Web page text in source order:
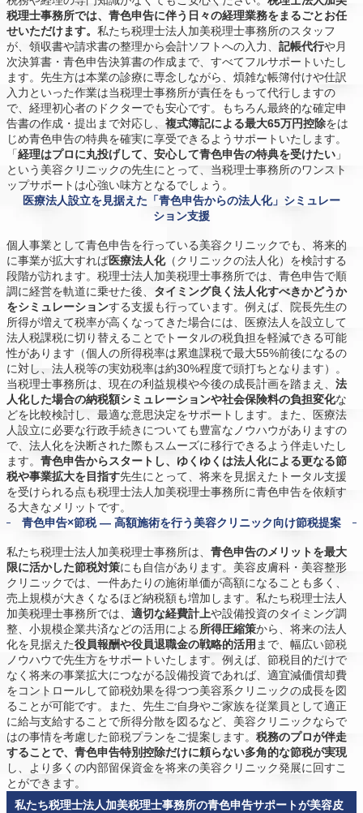
税理士事務所では、青色申告に伴う日々の経理業務をまるごとお任
せいただけます。 私たち税理士法人加美税理士事務所のスタッフ
が、領収書や請求書の整理から会計ソフトへの入力、 記帳代行や月
次決算書・青色申告決算書の作成まで、すべてフルサポートいたし
ます。先生方は本業の診療に専念しながら、煩雑な帳簿付けや仕訳
入力といった作業は当税理士事務所が責任をもって代行しますの
で、経理初心者のドクターでも安心です。もちろん最終的な確定申
告書の作成・提出まで対応し、 複式簿記による最大65万円控除をは
じめ青色申告の特典を確実に享受できるようサポートいたします。
「経理はプロに丸投げして、安心して青色申告の特典を受けたい 」
という美容クリニックの先生にとって、当税理士事務所のワンスト
ップサポートは心強い味方となるでしょう。
医療法人設立を見据えた「青色申告からの法人化」シミュレー
ション支援
個人事業として青色申告を行っている美容クリニックでも、将来的
に事業が拡大すれば医療法人化（クリニックの法人化）を検討する
段階が訪れます。税理士法人加美税理士事務所では、青色申告で順
調に経営を軌道に乗せた後、 タイミング良く法人化すべきかどうか
をシミュレーションする支援も行っています。例えば、院長先生の
所得が増えて税率が高くなってきた場合には、医療法人を設立して
法人税課税に切り替えることでトータルの税負担を軽減できる可能
性があります（個人の所得税率は累進課税で最大55%前後になるの
に対し、法人税等の実効税率は約30%程度で頭打ちとなります）。
当税理士事務所は、現在の利益規模や今後の成長計画を踏まえ、 法
人化した場合の納税額シミュレーションや社会保険料の負担変化な
どを比較検討し、最適な意思決定をサポートします。また、医療法
人設立に必要な行政手続きについても豊富なノウハウがありますの
で、法人化を決断された際もスムーズに移行できるよう伴走いたし
ます。 青色申告からスタートし、ゆくゆくは法人化による更なる節
税や事業拡大を目指す先生にとって、将来を見据えたトータル支援
を受けられる点も税理士法人加美税理士事務所に青色申告を依頼す
る大きなメリットです。
青色申告×節税 ― 高額施術を行う美容クリニック向け節税提案
私たち税理士法人加美税理士事務所は、 青色申告のメリットを最大
限に活かした節税対策にも自信があります。美容皮膚科・美容整形
クリニックでは、一件あたりの施術単価が高額になることも多く、
売上規模が大きくなるほど納税額も増加します。私たち税理士法人
加美税理士事務所では、 適切な経費計上や設備投資のタイミング調
整、小規模企業共済などの活用による所得圧縮策から、将来の法人
化を見据えた役員報酬や役員退職金の戦略的活用 まで、幅広い節税
ノウハウで先生方をサポートいたします。例えば、節税目的だけで
なく将来の事業拡大につながる設備投資であれば、適宜減価償却費
をコントロールして節税効果を得つつ美容系クリニックの成長を図
ることが可能です。また、先生ご自身やご家族を従業員として適正
に給与支給することで所得分散を図るなど、美容クリニックならで
はの事情を考慮した節税プランをご提案します。 税務のプロが伴走
することで、青色申告特別控除だけに頼らない多角的な節税が実現
し、より多くの内部留保資金を将来の美容クリニック発展に回すこ
とができます。
私たち税理士法人加美税理士事務所の青色申告サポートが美容皮